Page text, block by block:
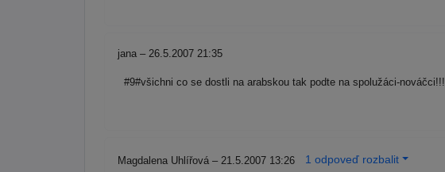
jana – 26.5.2007 21:35
#9#všichni co se dostli na arabskou tak podte na spolužáci-nováčci!!!
Magdalena Uhlířová – 21.5.2007 13:26 1 odpoveď rozbalit